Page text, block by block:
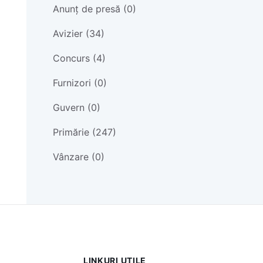
Anunț de presă (0)
Avizier (34)
Concurs (4)
Furnizori (0)
Guvern (0)
Primărie (247)
Vânzare (0)
LINKURI UTILE